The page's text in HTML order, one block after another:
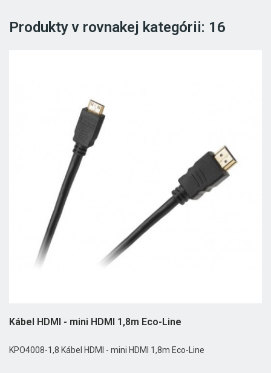
Produkty v rovnakej kategórii: 16
Kábel HDMI - mini HDMI 1,8m Eco-Line
KPO4008-1,8 Kábel HDMI - mini HDMI 1,8m Eco-Line